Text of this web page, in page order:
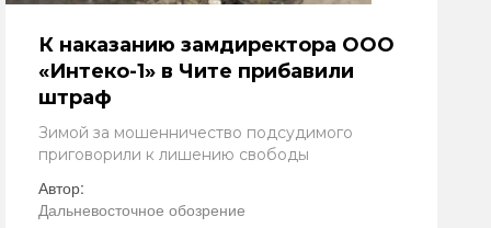
К наказанию замдиректора ООО
«Интеко-1» в Чите прибавили
штраф
Зимой за мошенничество подсудимого
приговорили к лишению свободы
Автор:
Дальневосточное обозрение